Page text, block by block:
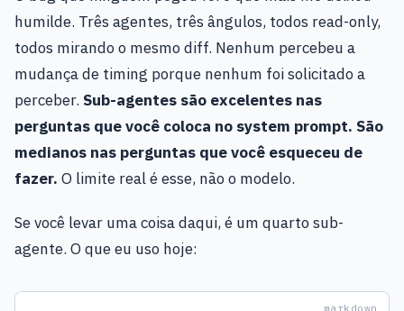
humilde. Três agentes, três ângulos, todos read-only,
todos mirando o mesmo diff. Nenhum percebeu a
mudança de timing porque nenhum foi solicitado a
perceber. Sub-agentes são excelentes nas
perguntas que você coloca no system prompt. São
medianos nas perguntas que você esqueceu de
fazer. O limite real é esse, não o modelo.
Se você levar uma coisa daqui, é um quarto sub-
agente. O que eu uso hoje: